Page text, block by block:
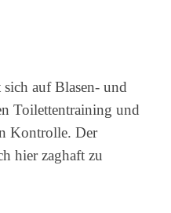
sich auf Blasen- und
Toilettentraining und
Kontrolle. Der
hier zaghaft zu